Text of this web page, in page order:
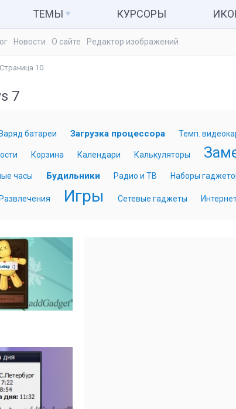
Календари
ТЕМЫ
Темы для Windows 7
КУРСОРЫ
Иконки
Новости О сайте Редактор изображений
Страница 10
7
батареи Загрузка процессора Темп.
Корзина Календари Калькуляторы
часы Будильники Радио и ТВ Наборы
Развлечения Игры Сетевые гаджеты
15